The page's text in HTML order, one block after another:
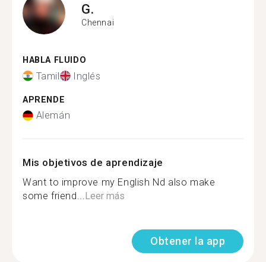
G.
Chennai
HABLA FLUIDO
Tamil Inglés
APRENDE
Alemán
Mis objetivos de aprendizaje
Want to improve my English Nd also make
some friend...Leer más
Obtener la app